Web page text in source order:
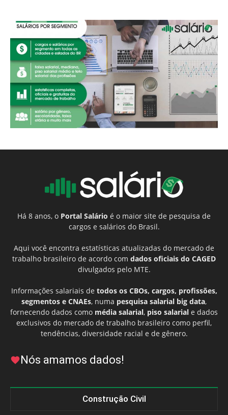
Há 8 anos, o Portal Salário é o maior site de pesquisa de
cargos e salários do Brasil.
Aqui você encontra estatísticas atualizadas do mercado de
trabalho brasileiro de acordo com dados oficiais do CAGED
divulgados pelo MTE.
Informações salariais de todos os CBOs, cargos, profissões,
segmentos e CNAEs, numa pesquisa salarial big data,
fornecendo dados como média salarial, piso salarial e dados
exclusivos do mercado de trabalho brasileiro como perfil,
tendências, diversidade racial e de gênero.
Nós amamos dados!
Construção Civil